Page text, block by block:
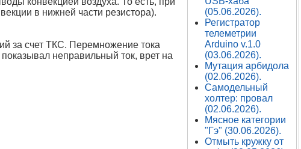
в нижней части резистора).
за счет ТКС. Перемножение тока
неправильный ток, врет на
(05.06.2026).
Регистратор
телеметрии
Arduino v.1.0
(03.06.2026).
Мутация арбидола
(02.06.2026).
Самодельный
холтер: провал
(02.06.2026).
Мясное категории
"Гэ" (30.06.2026).
Отмыть кружку от